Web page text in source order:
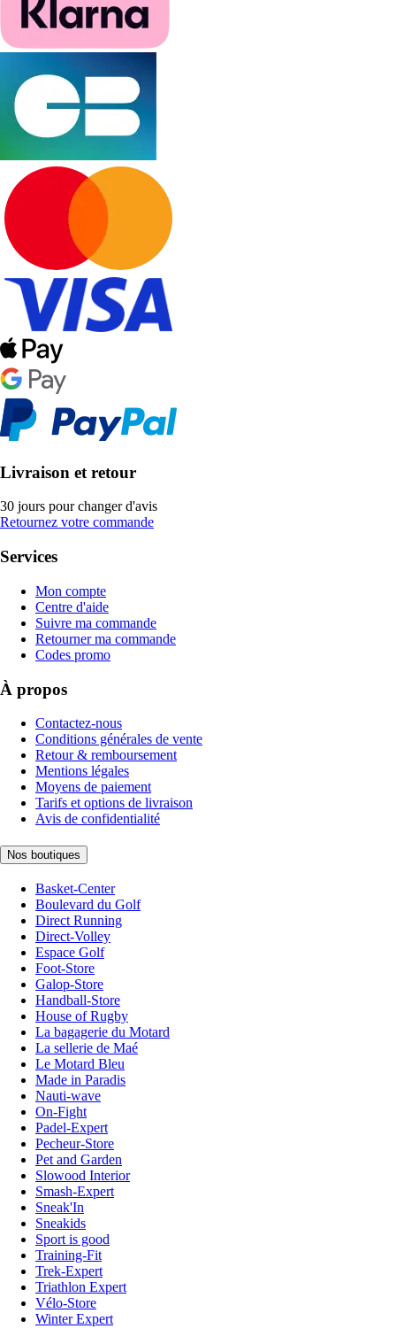
Livraison et retour
30 jours pour changer d'avis
Retournez votre commande
Services
Mon compte
Centre d'aide
Suivre ma commande
Retourner ma commande
Codes promo
À propos
Contactez-nous
Conditions générales de vente
Retour & remboursement
Mentions légales
Moyens de paiement
Tarifs et options de livraison
Avis de confidentialité
Nos boutiques
Basket-Center
Boulevard du Golf
Direct Running
Direct-Volley
Espace Golf
Foot-Store
Galop-Store
Handball-Store
House of Rugby
La bagagerie du Motard
La sellerie de Maé
Le Motard Bleu
Made in Paradis
Nauti-wave
On-Fight
Padel-Expert
Pecheur-Store
Pet and Garden
Slowood Interior
Smash-Expert
Sneak'In
Sneakids
Sport is good
Training-Fit
Trek-Expert
Triathlon Expert
Vélo-Store
Winter Expert